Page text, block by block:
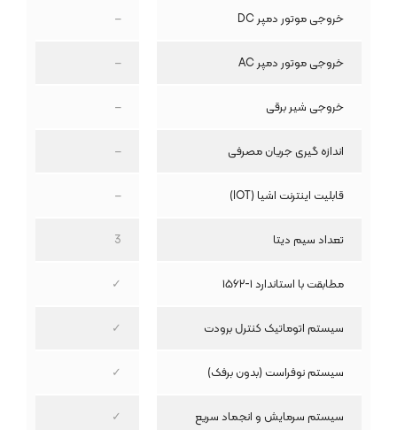
خروجی موتور دمپر DC –
خروجی موتور دمپر AC –
خروجی شیر برقی –
اندازه گیری جریان مصرفی –
قابلیت اینترنت اشیا (IOT) –
تعداد سیم دیتا 3
مطابقت با استاندارد ۱-۱۵۶۲ ✓
سیستم اتوماتیک کنترل برودت ✓
سیستم نوفراست (بدون برفک) ✓
سیستم سرمایش و انجماد سریع ✓